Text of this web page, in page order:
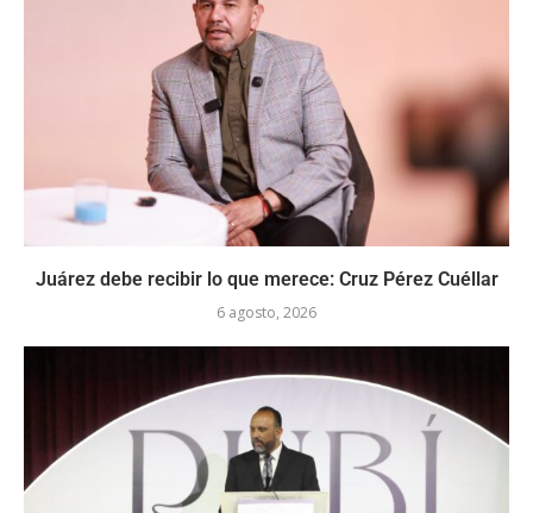
Juárez debe recibir lo que merece: Cruz Pérez Cuéllar
6 agosto, 2026